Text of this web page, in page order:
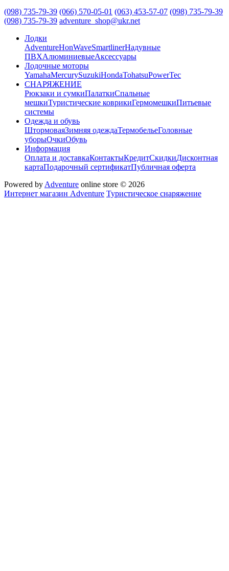
(098) 735-79-39 (066) 570-05-01 (063) 453-57-07 (098) 735-79-39
(098) 735-79-39 adventure_shop@ukr.net
Лодки
AdventureHonWaveSmartlinerНадувные
ПВХАлюминиевыеАксессуары
Лодочные моторы
YamahaMercurySuzukiHondaTohatsuPowerTec
СНАРЯЖЕНИЕ
Рюкзаки и сумкиПалаткиСпальные
мешкиТуристические коврикиГермомешкиПитьевые
системы
Одежда и обувь
ШтормоваяЗимняя одеждаТермобельеГоловные
уборыОчкиОбувь
Информация
Оплата и доставкаКонтактыКредитСкидкиДисконтная
картаПодарочный сертификатПубличная оферта
Powered by Adventure online store © 2026
Интернет магазин Adventure Туристическое снаряжение